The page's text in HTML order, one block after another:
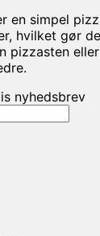
en simpel
hvilket gør
pizzasten
nyhedsbrev